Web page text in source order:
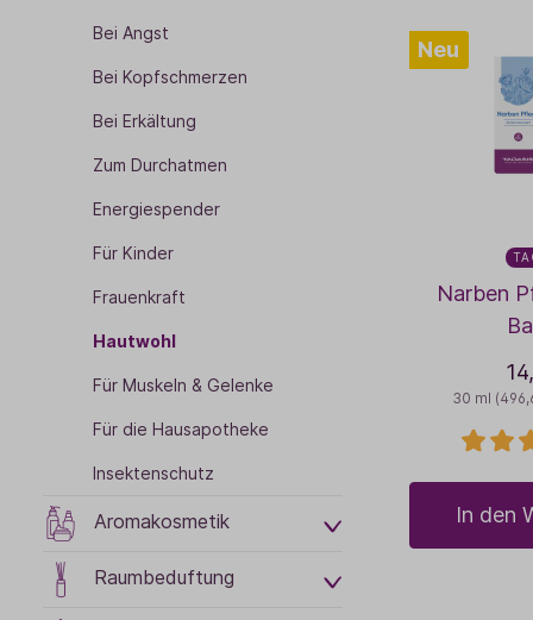
Bei Angst
Bei Kopfschmerzen
Bei Erkältung
Zum Durchatmen
Energiespender
Für Kinder
Frauenkraft
Hautwohl
Für Muskeln & Gelenke
Für die Hausapotheke
Insektenschutz
Aromakosmetik
Raumbeduftung
Neu
Narben
30 ml
In den